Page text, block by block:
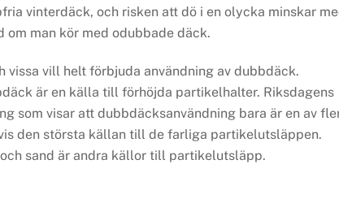
vinterdäck, och risken att dö i en olycka minskar
man kör med odubbade däck.
vill helt förbjuda användning av dubbdäck.
är en källa till förhöjda partikelhalter. Riksdagens
som visar att dubbdäcksanvändning bara är en av
den största källan till de farliga partikelutsläppen.
sand är andra källor till partikelutsläpp.